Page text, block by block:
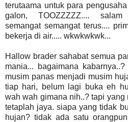
terutaama untuk para
galon, TOOZZZZZ.... salam
semangat semangat terus....
bekerja di air..... wkwkwkwk...
Hallow brader sahabat semua
mania... bagaimana
musim panas menjadi musim
tiap hari, belum lagi buka eh
wah wah gimana nih..? tapi
tetaplah jaya. siapa yang tidak
hujan? tidak ada satu